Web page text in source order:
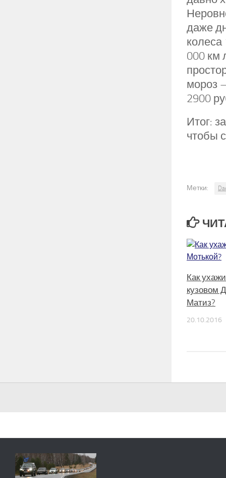
даже
000 км
мороз
2900
Итог:
чтобы
Метки:
Как
кузовом
Матиз?
20.10.2016